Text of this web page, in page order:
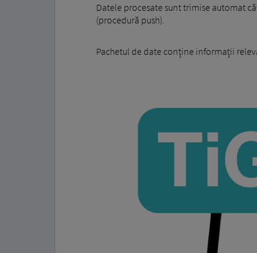
Datele procesate sunt trimise automat
(procedură push).
Pachetul de date conține informații